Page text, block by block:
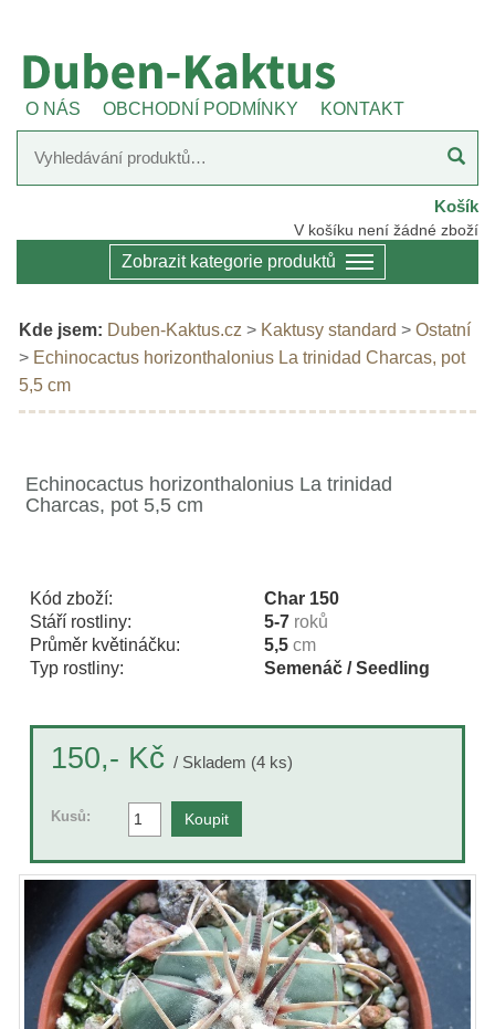
O NÁS OBCHODNÍ PODMÍNKY KONTAKT
Košík
V košíku není žádné zboží
Zobrazit kategorie produktů
Kde jsem: Duben-Kaktus.cz > Kaktusy standard > Ostatní
> Echinocactus horizonthalonius La trinidad Charcas, pot
5,5 cm
Echinocactus horizonthalonius La trinidad
Charcas, pot 5,5 cm
Kód zboží:
Char 150
Stáří rostliny:
5-7 roků
Průměr květináčku:
5,5 cm
Typ rostliny:
Semenáč / Seedling
150,- Kč / Skladem (4 ks)
Kusů: